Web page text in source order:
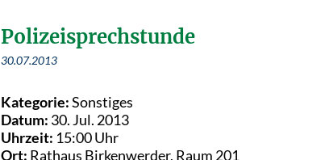
Polizeisprechstunde
30.07.2013
Kategorie:Sonstiges
Datum: 30. Jul. 2013
Uhrzeit: 15:00 Uhr
Ort: Rathaus Birkenwerder, Raum 201